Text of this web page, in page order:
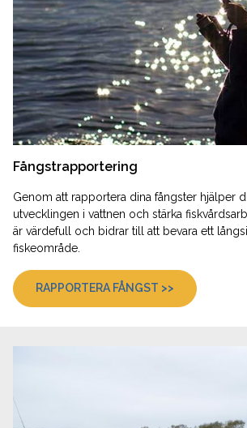
Fångstrapportering
Genom att rapportera dina fångster hjälper
utvecklingen i vattnen och stärka
är värdefull och bidrar till att bevara ett
fiskeområde.
RAPPORTERA FÅNGST >>